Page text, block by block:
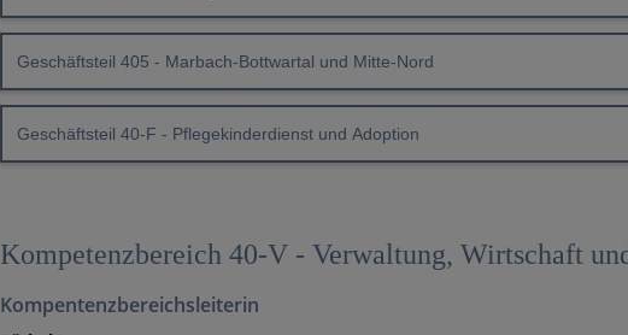
Geschäftsteil 405 - Marbach-Bottwartal und Mitte-Nord
Geschäftsteil 40-F - Pflegekinderdienst und Adoption
Kompetenzbereich 40-V - Verwaltung, Wirtschaft
Kompentenzbereichsleiterin